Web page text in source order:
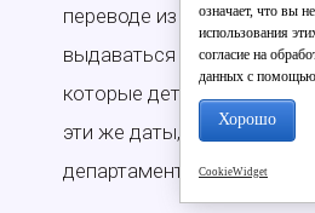
переводе из одного сада в
выдаваться
которые дети посещают в
эти же даты, - отметил
департамента образования
означает, что вы
использования
согласие на
данных с помощью
Хорошо
CookieWidget